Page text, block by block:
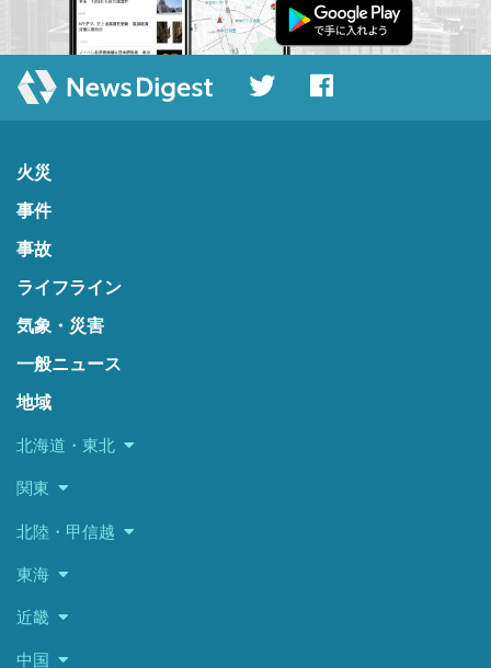
火災
事件
事故
ライフライン
気象・災害
一般ニュース
地域
北海道・東北
関東
北陸・甲信越
東海
近畿
中国